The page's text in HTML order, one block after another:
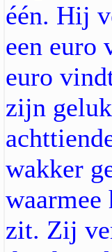
één. Hij
een euro
euro
zijn
wakker
zit. Zij